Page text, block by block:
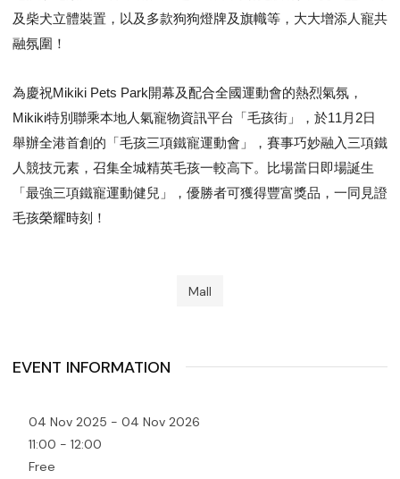
及柴犬立體裝置，以及多款狗狗燈牌及旗幟等，大大增添人寵共
融氛圍！
為慶祝Mikiki Pets Park開幕及配合全國運動會的熱烈氣氛，
Mikiki特別聯乘本地人氣寵物資訊平台「毛孩街」，於11月2日
舉辦全港首創的「毛孩三項鐵寵運動會」，賽事巧妙融入三項鐵
人競技元素，召集全城精英毛孩一較高下。比場當日即場誕生
「最強三項鐵寵運動健兒」，優勝者可獲得豐富獎品，一同見證
毛孩榮耀時刻！
Mall
EVENT INFORMATION
04 Nov 2025 - 04 Nov 2026
11:00 - 12:00
Free